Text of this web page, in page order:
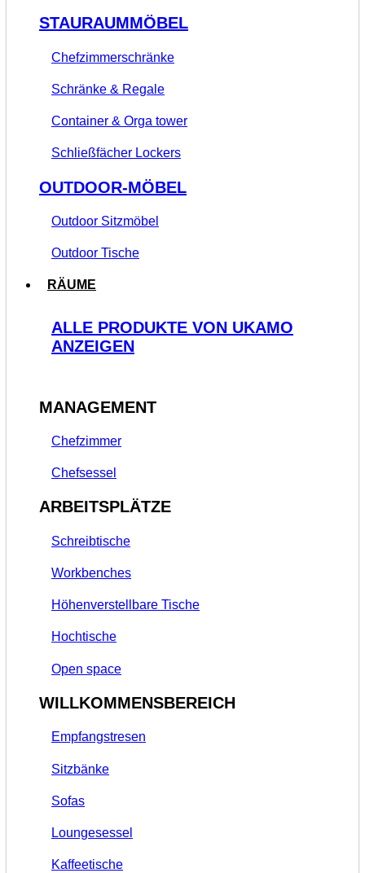
STAURAUMMÖBEL
Chefzimmerschränke
Schränke & Regale
Container & Orga tower
Schließfächer Lockers
OUTDOOR-MÖBEL
Outdoor Sitzmöbel
Outdoor Tische
RÄUME
ALLE PRODUKTE VON UKAMO
ANZEIGEN
MANAGEMENT
Chefzimmer
Chefsessel
ARBEITSPLÄTZE
Schreibtische
Workbenches
Höhenverstellbare Tische
Hochtische
Open space
WILLKOMMENSBEREICH
Empfangstresen
Sitzbänke
Sofas
Loungesessel
Kaffeetische